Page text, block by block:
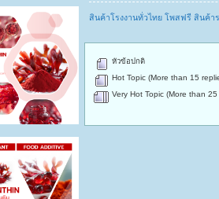
สินค้าโรงงานทั่วไทย โพสฟรี สินค้า
หัวข้อปกติ
Hot Topic (More than 15
Very Hot Topic (More than 25